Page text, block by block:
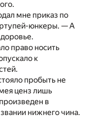
мне приказ по
юнкеры. — А
право носить
к
пробыть не
ценз лишь
в
нижнего чина.